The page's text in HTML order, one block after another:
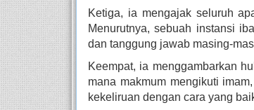
Ketiga, ia mengajak seluruh
Menurutnya, sebuah instansi
dan tanggung jawab masing-
Keempat, ia menggambarkan
mana makmum mengikuti
kekeliruan dengan cara yang